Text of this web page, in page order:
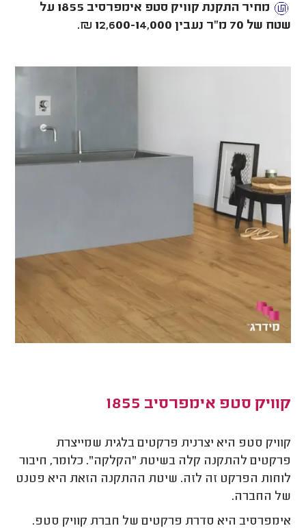
מחיר התקנת קוויק סטפ אימפרסיב 1855 על
שטח של 70 מ"ר נעבין 12,600-14,000 ₪.
קוויק סטפ אימפרסיב 1855
קוויק סטפ היא יצרנית פרקטים בלגית שמייצרת
פרקטים להתקנה קלה בשיטת "הקלקה". כלומר, חיבור
לוחות הפרקט זה לזה. שיטת ההתקנה הזאת היא פטנט
של החברה.
אימפרסיב היא סדרת פרקטים של חברת קוויק סטפ.